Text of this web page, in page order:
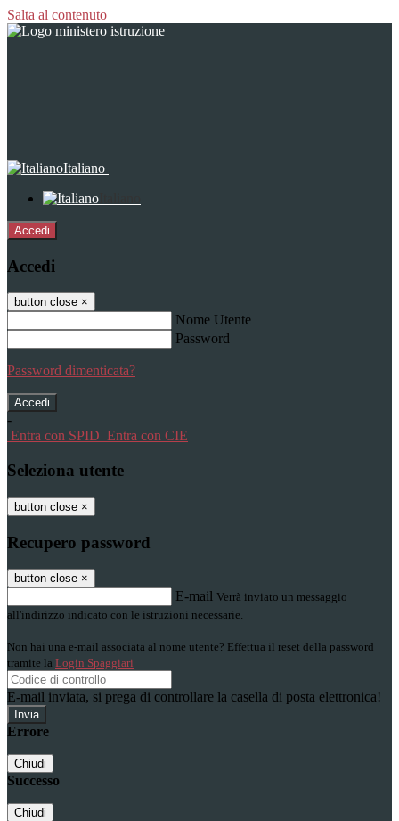
Salta al contenuto
Italiano
Accedi
Accedi
button close ×
Nome Utente
Password
Password dimenticata?
-
Entra con SPID Entra con CIE
Seleziona utente
button close ×
Recupero password
button close ×
E-mail Verrà inviato un messaggio
all'indirizzo indicato con le istruzioni necessarie.
Non hai una e-mail associata al nome utente? Effettua il reset della password
tramite la Login Spaggiari
E-mail inviata, si prega di controllare la casella di posta elettronica!
Errore
Chiudi
Successo
Chiudi